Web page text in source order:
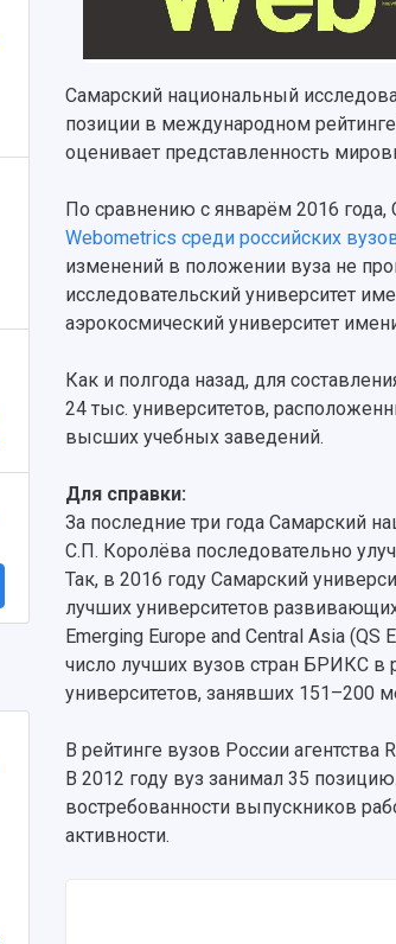
Самарский национальный
позиции в международном рейтинге
оценивает представленность
По сравнению с январём 2016 года,
Webometrics среди российских
изменений в положении вуза не
исследовательский университет
аэрокосмический университет
Как и полгода назад, для
24 тыс. университетов,
высших учебных заведений.
Для справки:
За последние три года Самарский
С.П. Королёва последовательно
Так, в 2016 году Самарский
лучших университетов
Emerging Europe and Central Asia
число лучших вузов стран БРИКС в
университетов, занявших 151–200
В рейтинге вузов России агентства
В 2012 году вуз занимал 35
востребованности выпускников
активности.